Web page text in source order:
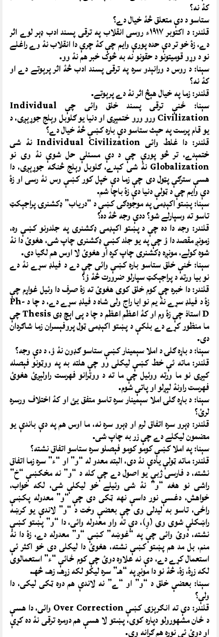
کۀ نه؟
ستاسو د دې متعلق څۀ خيال دے؟
قلندر: د اکتوبر ١٩١٧ء روسى انقلاب په ترقى پسند ادب ډېر لوے اثر
دے، زۀ خو تر دې حده پورې وايم چې کۀ چرې دا انقلاب نۀ وے راغلے
نو د وړو قوميتونو د حقونو نه به څوک خبر هم نۀ وو.
سېنا: د روس د ورانېدو سره په ترقى پسند ادب څۀ اثر پرېوتے دے او
کۀ نه؟
قلندر: زما په خيال هېڅ اثر نۀ دے پرېوتے.
سېنا: ځنې ترقى پسند خلق وائى چې Individual
Civilization ورو ورو ختمېږى او دنيا يو ګلوبل وېلج جوړېږى، د
يو قام پرست په حېث ستاسو دې باره کښې څۀ خيال دے؟
قلندر: دا غلط وائى Individual Civilization نۀ شى
ختمېدے، تر څو پورې چې د دې مسئلې حل شوې نۀ وى نو
Globalization نۀ شى کېدے، ګلوبل وېلج څنګه جوړېږى، دا
هسې سترګې پټول دى چې زما دې خپل کور کښې وس نۀ رسى او زۀ
دې وايم چې د ټولې دنيا دې زۀ باچا شم.
سېنا: پښتو اکېډمۍ په موجودګۍ کښې د “درياب” ډکشنرۍ پراجېکټ
تاسو ته وسپارلے شو؟ ددې وجه څۀ ده؟
قلندر: وجه دا ده چې د پښتو اکېډمۍ ډکشنرى په جلدونو کښې وه،
زمونږ مقصد دا ؤ چې په يو جلد کښې ډکشنرى چاپ شى، هغوئ دا نۀ
شوه کولے، مونږه ډکشنرى چاپ کړه او هغوئ لا اوس هم لګيا دى.
سېنا: ځنې خلق ستاسو باره کښې وائى چې دے د فيلډ سړے نۀ دے
نو بيا ورته د پراجېکټ سپارلو ضرورت څۀ ؤ؟
قلندر: دا خبره چې کوم خلق کوى هغوئ ته زۀ صرف دا وئيل غواړم چې
زۀ د فيلډ سړے نۀ يم نو ايا راج ولى شاه د فيلډ سړے دے، د چا د Ph-
D استاذ چې زۀ وم او کۀ اعظم اعظم د چا د پى اېچ ډى Thesis چې
ما منظور کړے دے بلکې د پښتو اکېډمۍ ټول پروفېسران زما شاګردان
دى.
سېنا: د باړه ګلۍ د املا سېمينار کښې ستاسو ګډون نۀ ؤ، د دې وجه؟
قلندر: ماته ئې خط کښې ليکلى وو چې هلته به په ووټونو فېصله
کېږى نو ما ورته ووئيل چې ما ته د ووټرانو فهرست راولېږئ هغوئ
فهرست راونۀ لېږلو او پاتې شوم.
سېنا: د باړه ګلۍ املا سېمينار سره تاسو متفق يئ او کۀ اختلاف ورسره
لرئ؟
قلندر: ډېرو سره اتفاق لرم او ډېرو سره نه، ما اوس هم په دې باندې يو
مضمون ليکلے دے چې زر به چاپ شى.
سېنا: په املا کښې کومو کومو فېصلو سره ستاسو اتفاق نشته؟
قلندر: ماته ټولې يادې نۀ دى، البته معدو له “و” او “ء” سره زما اتفاق
نشته، د فارسۍ ژبې يو اصول دے چې کله د “و” نه مخکښې “خ”
راشى نو هغه “و” نۀ شى وئيلے خو ليکلې شى، لکه خواب،
خواهش، دغسې نور داسې نهه ټکى دى چې “و” معدوله پکښې
راځى، تاسو به ليدلى وى چې بعضې وخت د “و” لاندې يو کرښه
راښکلې شوى وى (وِ)، دې ته واو معدوله وائى، دا “و” پښتو کښې
نشته، دوئ وائى چې په “غوښه” کښې “و” معدوله دے، زۀ دا نۀ
منم، بل مد هم پښتو کښې نشته، هغوئ دا ليکلى دى خو اکثر ئې
استعمال کړے دے، دې نه علاوه دوئ چې کوم ځائې “ء” استعمالوى
لکه زړۀ، زۀ، څۀ نو دا مونږ په “هـ” سره ليکو لکه زړهـ، زهـ، څهـ.
سېنا: بعضې خلق د “و” او “ے” نه لاندې هم دوه ټکى ليکى، دا
ولې؟
قلندر: دې ته انګرېزى کښې Over Correction وائى، دا هسې
د ځان مشهورولو دپاره کوى، پښتو لا هسې هم دومره ترقى نۀ ده کړې
او دوئ ئې نوره هم ګرانه وى.